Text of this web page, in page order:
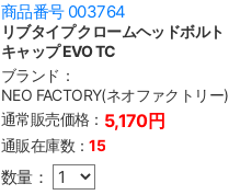
商品番号 003764
リブタイプ クロームヘッドボルト
キャップ EVO TC
ブランド：
NEO FACTORY(ネオファクトリー)
通常販売価格： 5,170円
通販在庫数：15
数量：